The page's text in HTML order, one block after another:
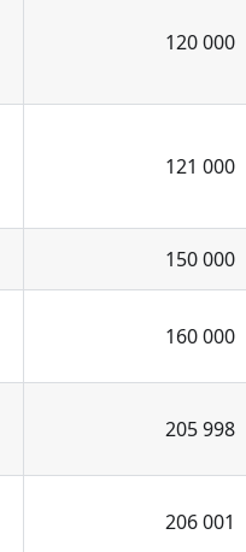
120 000
121 000
150 000
160 000
205 998
206 001